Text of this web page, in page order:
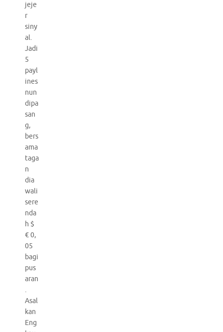
jeje
r
siny
al.
Jadi
5
payl
ines
nun
dipa
san
g,
bers
ama
taga
n
dia
wali
sere
nda
h $
€ 0,
05
bagi
pus
aran
.
Asal
kan
Eng